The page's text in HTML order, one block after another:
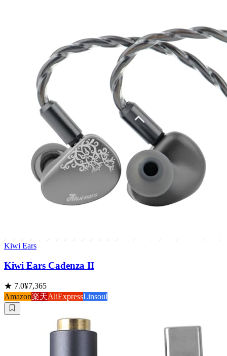
Kiwi Ears
Kiwi Ears Cadenza II
★ 7.0¥7,365
Amazon楽天AliExpressLinsoul